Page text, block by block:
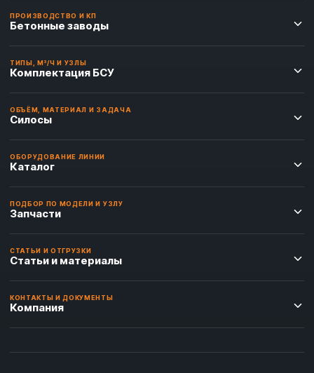
ПРОИЗВОДСТВО И КП
Бетонные заводы
ТИПЫ, М³/Ч И УЗЛЫ
Комплектация БСУ
ОБЪЁМ, МАТЕРИАЛ И ЗАДАЧА
Силосы
ОБОРУДОВАНИЕ ЛИНИИ
Каталог
ПОДБОР ПО МОДЕЛИ И УЗЛУ
Запчасти
СТАТЬИ И ОТГРУЗКИ
Статьи и материалы
КОНТАКТЫ И ДОКУМЕНТЫ
Компания